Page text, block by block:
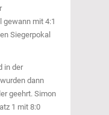
gewann mit 4:1
Siegerpokal
in der
dann
geehrt. Simon
1 mit 8:0